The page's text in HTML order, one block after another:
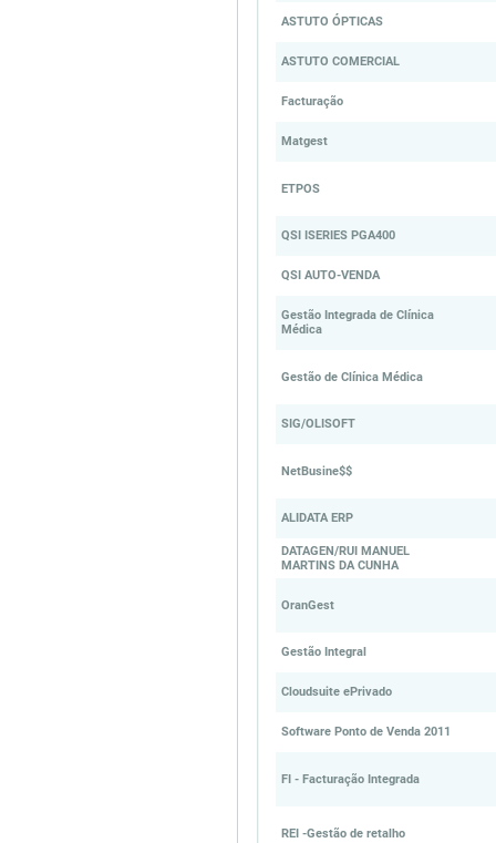
ASTUTO ÓPTICAS
ASTUTO COMERCIAL
Facturação
Matgest
ETPOS
QSI ISERIES PGA400
QSI AUTO-VENDA
Gestão Integrada de Clínica
Médica
Gestão de Clínica Médica
SIG/OLISOFT
NetBusine$$
ALIDATA ERP
DATAGEN/RUI MANUEL
MARTINS DA CUNHA
OranGest
Gestão Integral
Cloudsuite ePrivado
Software Ponto de Venda 2011
FI - Facturação Integrada
REI -Gestão de retalho